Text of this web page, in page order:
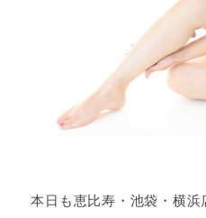
本日も恵比寿・池袋・横浜